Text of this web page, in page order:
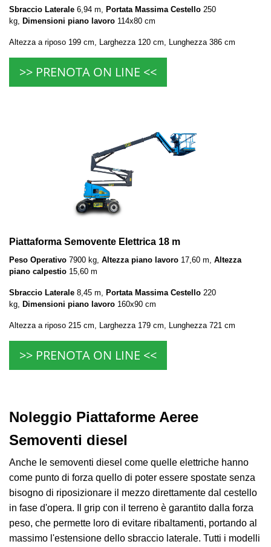
Sbraccio Laterale 6,94 m, Portata Massima Cestello 250
kg, Dimensioni piano lavoro 114x80 cm
Altezza a riposo 199 cm, Larghezza 120 cm, Lunghezza 386 cm
>> PRENOTA ON LINE <<
Piattaforma Semovente Elettrica 18 m
Peso Operativo 7900 kg, Altezza piano lavoro 17,60 m, Altezza
piano calpestio 15,60 m
Sbraccio Laterale 8,45 m, Portata Massima Cestello 220
kg, Dimensioni piano lavoro 160x90 cm
Altezza a riposo 215 cm, Larghezza 179 cm, Lunghezza 721 cm
>> PRENOTA ON LINE <<
Noleggio Piattaforme Aeree
Semoventi diesel
Anche le semoventi diesel come quelle elettriche hanno
come punto di forza quello di poter essere spostate senza
bisogno di riposizionare il mezzo direttamente dal cestello
in fase d'opera. Il grip con il terreno è garantito dalla forza
peso, che permette loro di evitare ribaltamenti, portando al
massimo l'estensione dello sbraccio laterale. Tutti i modelli